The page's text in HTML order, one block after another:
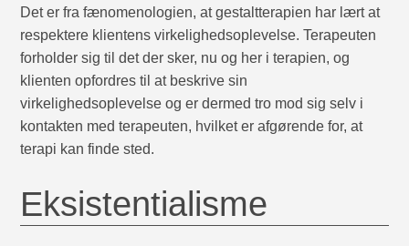
Det er fra fænomenologien, at gestaltterapien har lært at
respektere klientens virkelighedsoplevelse. Terapeuten
forholder sig til det der sker, nu og her i terapien, og
klienten opfordres til at beskrive sin
virkelighedsoplevelse og er dermed tro mod sig selv i
kontakten med terapeuten, hvilket er afgørende for, at
terapi kan finde sted.
Eksistentialisme